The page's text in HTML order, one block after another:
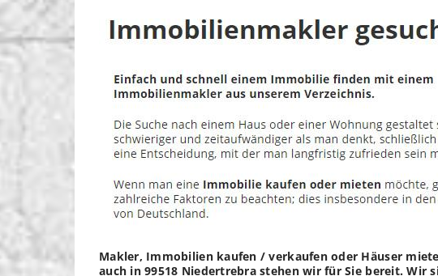
Makler, Immobilien kaufen / verkaufen oder Häuser
auch in 99518 Niedertrebra stehen wir für Sie bereit.